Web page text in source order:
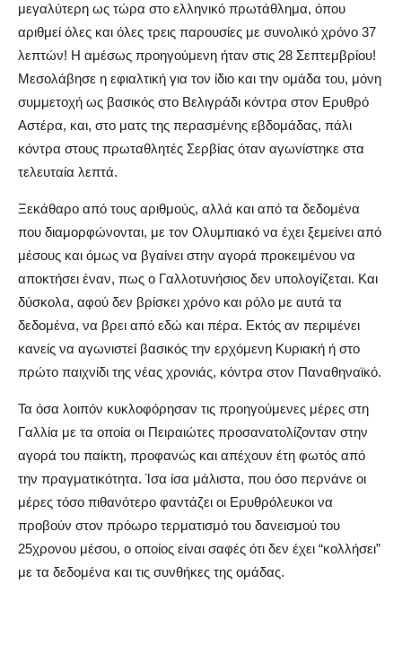
μεγαλύτερη ως τώρα στο ελληνικό πρωτάθλημα, όπου
αριθμεί όλες και όλες τρεις παρουσίες με συνολικό χρόνο 37
λεπτών! Η αμέσως προηγούμενη ήταν στις 28 Σεπτεμβρίου!
Μεσολάβησε η εφιαλτική για τον ίδιο και την ομάδα του, μόνη
συμμετοχή ως βασικός στο Βελιγράδι κόντρα στον Ερυθρό
Αστέρα, και, στο ματς της περασμένης εβδομάδας, πάλι
κόντρα στους πρωταθλητές Σερβίας όταν αγωνίστηκε στα
τελευταία λεπτά.
Ξεκάθαρο από τους αριθμούς, αλλά και από τα δεδομένα
που διαμορφώνονται, με τον Ολυμπιακό να έχει ξεμείνει από
μέσους και όμως να βγαίνει στην αγορά προκειμένου να
αποκτήσει έναν, πως ο Γαλλοτυνήσιος δεν υπολογίζεται. Και
δύσκολα, αφού δεν βρίσκει χρόνο και ρόλο με αυτά τα
δεδομένα, να βρει από εδώ και πέρα. Εκτός αν περιμένει
κανείς να αγωνιστεί βασικός την ερχόμενη Κυριακή ή στο
πρώτο παιχνίδι της νέας χρονιάς, κόντρα στον Παναθηναϊκό.
Τα όσα λοιπόν κυκλοφόρησαν τις προηγούμενες μέρες στη
Γαλλία με τα οποία οι Πειραιώτες προσανατολίζονταν στην
αγορά του παίκτη, προφανώς και απέχουν έτη φωτός από
την πραγματικότητα. Ίσα ίσα μάλιστα, που όσο περνάνε οι
μέρες τόσο πιθανότερο φαντάζει οι Ερυθρόλευκοι να
προβούν στον πρόωρο τερματισμό του δανεισμού του
25χρονου μέσου, ο οποίος είναι σαφές ότι δεν έχει “κολλήσει”
με τα δεδομένα και τις συνθήκες της ομάδας.